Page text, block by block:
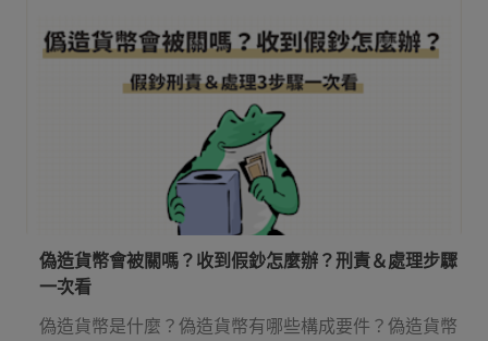
偽造貨幣會被關嗎？收到假鈔怎麼辦？刑責＆處理步驟
一次看
偽造貨幣是什麼？偽造貨幣有哪些構成要件？偽造貨幣